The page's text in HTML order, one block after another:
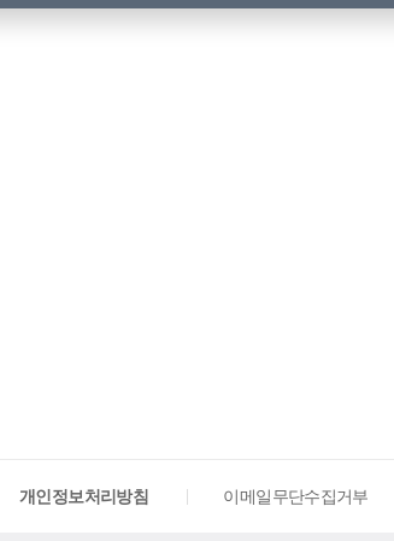
개인정보처리방침 이메일무단수집거부